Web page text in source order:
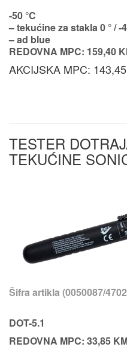
-50 °C
– tekućine za stakla 0 ° / -
– ad blue
REDOVNA MPC: 159,40
AKCIJSKA MPC:
TESTER
TEKUĆINE
Šifra artikla (0050087/
DOT-5.1
REDOVNA MPC: 33,85